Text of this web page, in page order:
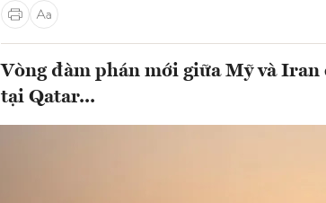
Vòng đàm phán mới giữa Mỹ và
tại Qatar...